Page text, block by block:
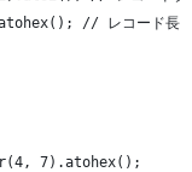
// レコード長
7).atohex();